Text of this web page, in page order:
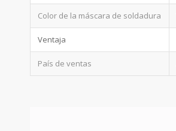
Color de la máscara de soldadura
Ventaja
País de ventas